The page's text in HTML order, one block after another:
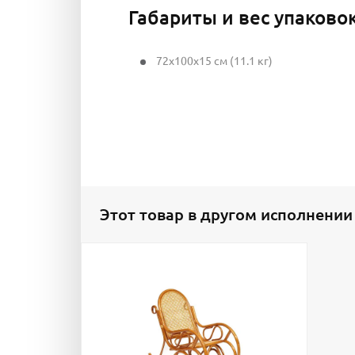
Габариты и вес
72x100x15 см (11.1 кг)
Этот товар в другом исполнении